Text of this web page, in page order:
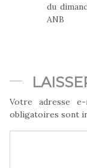
du
ANB
Votre adresse
obligatoires sont